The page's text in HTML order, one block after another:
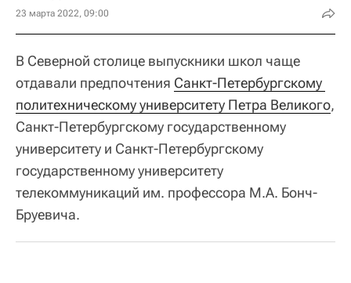
23 марта 2022, 09:00
В Северной столице выпускники школ чаще
отдавали предпочтения Санкт-Петербургскому
политехническому университету Петра Великого,
Санкт-Петербургскому государственному
университету и Санкт-Петербургскому
государственному университету
телекоммуникаций им. профессора М.А. Бонч-
Бруевича.